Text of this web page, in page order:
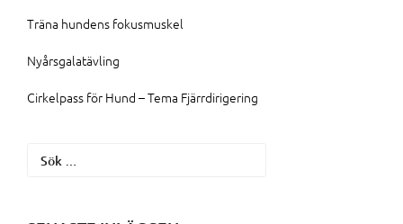
Träna hundens fokusmuskel
Nyårsgalatävling
Cirkelpass för Hund – Tema Fjärrdirigering
Sök